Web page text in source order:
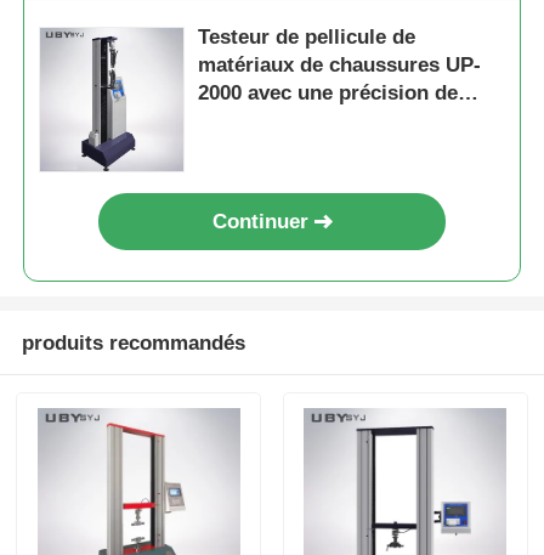
Testeur de pellicule de
matériaux de chaussures UP-
2000 avec une précision de
Continuer
produits recommandés